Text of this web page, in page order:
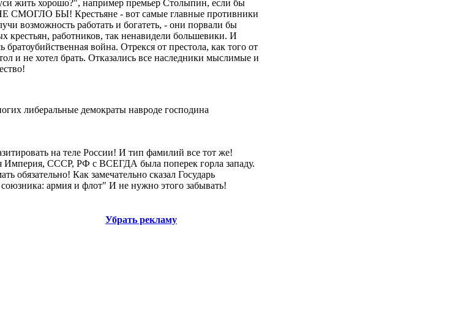
жить хорошо?", например премьер Столыпин, если бы
БЫ! Крестьяне - вот самые главные противники
возможность работать и богатеть, - они порвали бы
работников, так ненавидели большевики. И
война. Отрекся от престола, как того от
и не хотел брать. Отказались все наследники мыслимые и
либеральные демократы навроде господина
на теле России! И тип фамилий все тот же!
Империя, СССР, РФ с ВСЕГДА была поперек горла западу.
обязательно! Как замечательно сказал Государь
армия и флот" И не нужно этого забывать!
Убрать рекламу